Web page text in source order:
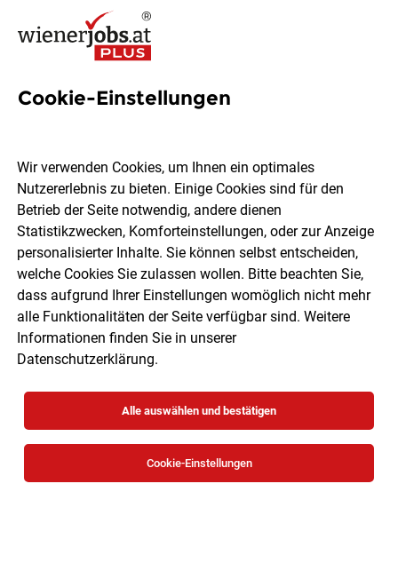
Sales Manager:in (m/w/d)
WIEN
Simacek GmbH
Wien Vollzeit 05.08.2026
Cookie-Einstellungen
Wir verwenden Cookies, um Ihnen ein optimales
Nutzererlebnis zu bieten. Einige Cookies sind für den
Betrieb der Seite notwendig, andere dienen
Statistikzwecken, Komforteinstellungen, oder zur Anzeige
personalisierter Inhalte. Sie können selbst entscheiden,
welche Cookies Sie zulassen wollen. Bitte beachten Sie,
dass aufgrund Ihrer Einstellungen womöglich nicht mehr
alle Funktionalitäten der Seite verfügbar sind. Weitere
Informationen finden Sie in unserer
Datenschutzerklärung.
Alle auswählen und bestätigen
Cookie-Einstellungen